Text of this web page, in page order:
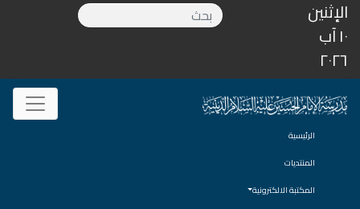
الإثنين
١٠ آب
٢٠٢٦
الرئيسية
المنتديات
المكتبة الالكترونية